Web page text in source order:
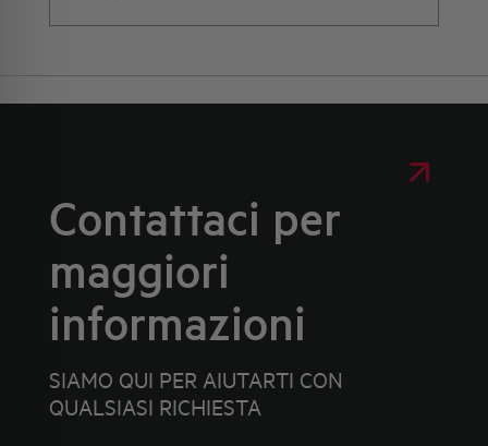
Contattaci per
maggiori
informazioni
SIAMO QUI PER AIUTARTI CON
QUALSIASI RICHIESTA